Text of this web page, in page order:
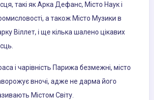
такі як Арка Дефанс, Місто Наук і
а також Місто Музики в
Віллет, і ще кілька шалено цікавих
і чарівність Парижа безмежні, місто
вночі, адже не дарма його
Містом Світу.